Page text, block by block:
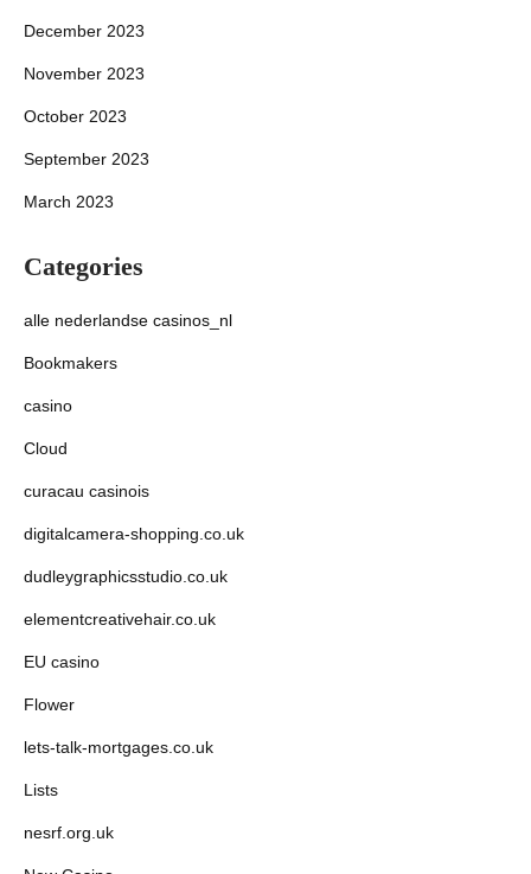
December 2023
November 2023
October 2023
September 2023
March 2023
Categories
alle nederlandse casinos_nl
Bookmakers
casino
Cloud
curacau casinois
digitalcamera-shopping.co.uk
dudleygraphicsstudio.co.uk
elementcreativehair.co.uk
EU casino
Flower
lets-talk-mortgages.co.uk
Lists
nesrf.org.uk